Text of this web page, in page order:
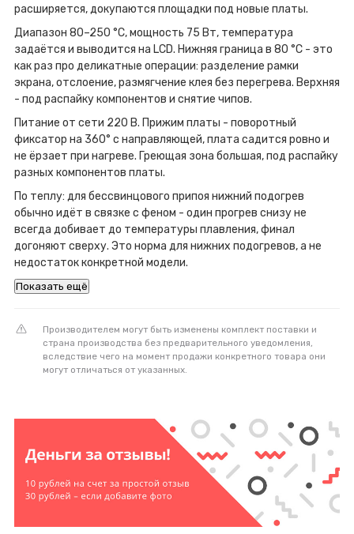
расширяется, докупаются площадки под новые платы.
Диапазон 80–250 °C, мощность 75 Вт, температура
задаётся и выводится на LCD. Нижняя граница в 80 °C - это
как раз про деликатные операции: разделение рамки
экрана, отслоение, размягчение клея без перегрева. Верхняя
- под распайку компонентов и снятие чипов.
Питание от сети 220 В. Прижим платы - поворотный
фиксатор на 360° с направляющей, плата садится ровно и
не ёрзает при нагреве. Греющая зона большая, под распайку
разных компонентов платы.
По теплу: для бессвинцового припоя нижний подогрев
обычно идёт в связке с феном - один прогрев снизу не
всегда добивает до температуры плавления, финал
догоняют сверху. Это норма для нижних подогревов, а не
недостаток конкретной модели.
Показать ещё
Производителем могут быть изменены комплект поставки и
страна производства без предварительного уведомления,
вследствие чего на момент продажи конкретного товара они
могут отличаться от указанных.